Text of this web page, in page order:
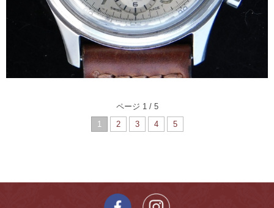
ページ 1 / 5
1
2 3 4 5